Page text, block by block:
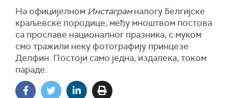
На официјелном Инстаграмналогу белгијске
краљевске породице, међу мноштвом постова
са прославе националног празника, с муком
смо тражили неку фотографију принцезе
Делфин. Постоји само једна, издалека, током
параде.